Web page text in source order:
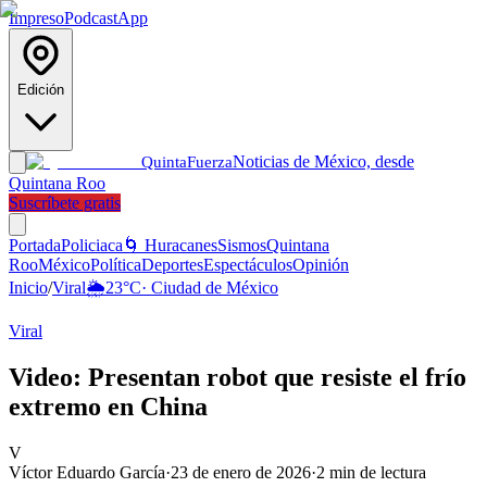
ImpresoPodcastApp
Edición
QuintaFuerzaNoticias de México, desde
Quintana Roo
Suscríbete gratis
PortadaPoliciaca 🌀 HuracanesSismosQuintana
RooMéxicoPolíticaDeportesEspectáculosOpinión
Inicio/Viral🌦️23°C· Ciudad de México
Viral
Video: Presentan robot que resiste el frío
extremo en China
V
Víctor Eduardo García·23 de enero de 2026·2 min de lectura